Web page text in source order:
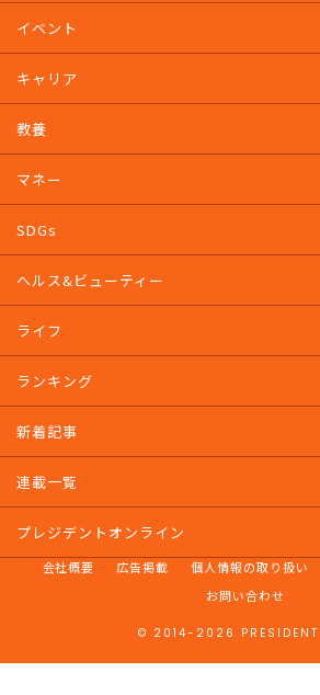
イベント
キャリア
教養
マネー
SDGs
ヘルス&ビューティー
ライフ
ランキング
新着記事
連載一覧
プレジデントオンライン
会社概要 広告掲載 個人情報の取り扱い
お問い合わせ
© 2014-2026